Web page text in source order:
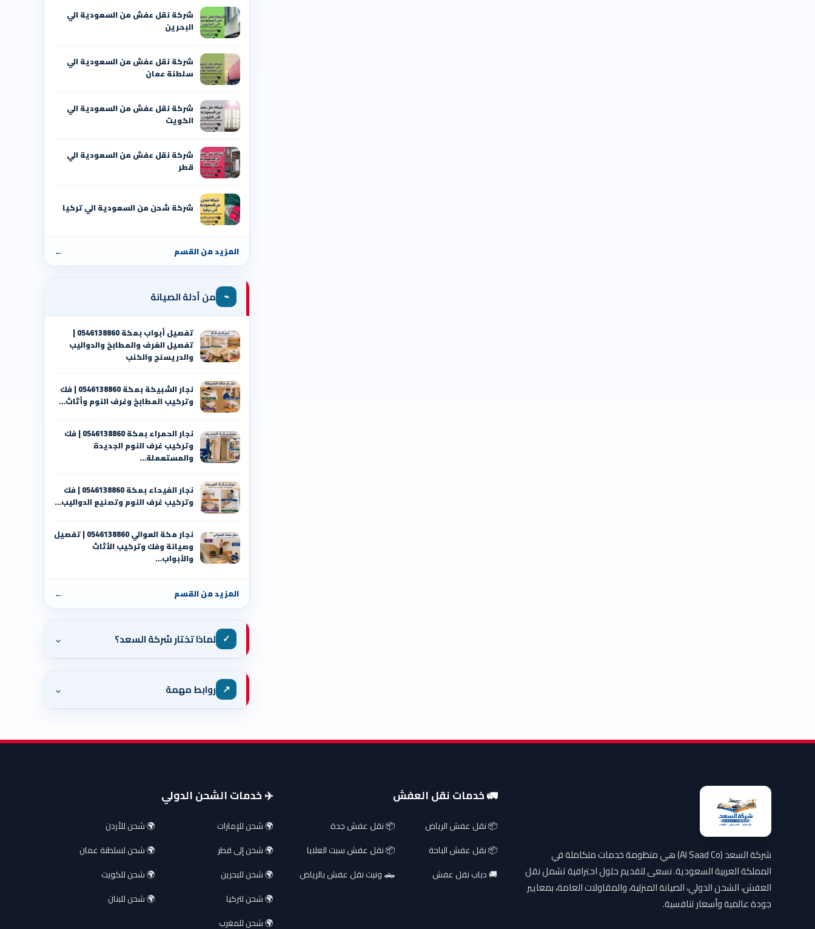
شركة نقل عفش من السعودية الي
البحرين
شركة نقل عفش من السعودية الي
سلطنة عمان
شركة نقل عفش من السعودية الي
الكويت
شركة نقل عفش من السعودية الي
قطر
شركة شحن من السعودية الي تركيا
المزيد من القسم ←
⌁ من أدلة الصيانة
تفصيل أبواب بمكة 0546138860 |
تفصيل الغرف والمطابخ والدواليب
والدريسنج والكنب
نجار الشبيكة بمكة 0546138860⁩ | فك
وتركيب المطابخ وغرف النوم وأثاث…
نجار الحمراء بمكة 0546138860⁩ | فك
وتركيب غرف النوم الجديدة
والمستعملة…
نجار الفيحاء بمكة 0546138860⁩ | فك
وتركيب غرف النوم وتصنيع الدواليب…
نجار مكة العوالي 0546138860⁩ | تفصيل
وصيانة وفك وتركيب الأثاث
والأبواب…
المزيد من القسم ←
✓ لماذا تختار شركة السعد؟ ⌄
↗ روابط مهمة ⌄
شركة السعد (Al Saad Co) هي منظومة خدمات متكاملة في
المملكة العربية السعودية. نسعى لتقديم حلول احترافية تشمل نقل
العفش، الشحن الدولي، الصيانة المنزلية، والمقاولات العامة، بمعايير
جودة عالمية وأسعار تنافسية.
🚛 خدمات نقل العفش
📦 نقل عفش الرياض
📦 نقل عفش جدة
📦 نقل عفش الباحة
📦 نقل عفش سبت العلايا
🚚 دباب نقل عفش
🛻 ونيت نقل عفش بالرياض
✈️ خدمات الشحن الدولي
🌍 شحن للإمارات
🌍 شحن للأردن
🌍 شحن إلى قطر
🌍 شحن لسلطنة عمان
🌍 شحن للبحرين
🌍 شحن للكويت
🌍 شحن لتركيا
🌍 شحن للبنان
🌍 شحن للمغرب